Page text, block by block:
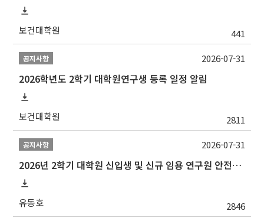
보건대학원 441
공지사항
2026학년도 2학기 대학원연구생 등록 일정 알림
보건대학원 2811
2026-07-31
공지사항
2026년 2학기 대학원 신입생 및 신규 임용 연구원 안전환경교육(신규교육) 실시 안내
유동호 2846
2026-07-31